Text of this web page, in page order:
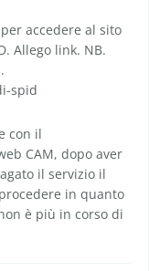
accedere al sito
Allego link. NB.
spid
con il
CAM, dopo aver
il servizio il
in quanto
è più in corso di